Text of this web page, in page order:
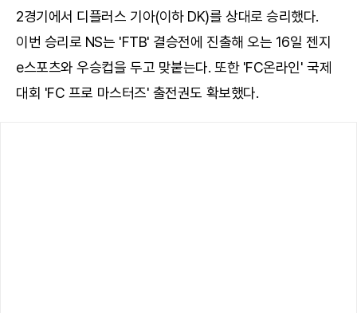
2경기에서 디플러스 기아(이하 DK)를 상대로 승리했다.
이번 승리로 NS는 'FTB' 결승전에 진출해 오는 16일 젠지
e스포츠와 우승컵을 두고 맞붙는다. 또한 'FC온라인' 국제
대회 'FC 프로 마스터즈' 출전권도 확보했다.